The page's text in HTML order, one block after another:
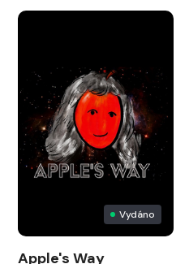
Vydáno
Apple's Way